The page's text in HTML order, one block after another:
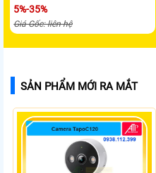
5%-35%
Giá Gốc: liên hệ
SẢN PHẨM MỚI RA MẮT